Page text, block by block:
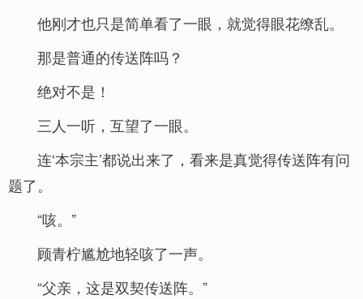
他刚才也只是简单看了一眼，就觉得眼花缭乱。
那是普通的传送阵吗？
绝对不是！
三人一听，互望了一眼。
连‘本宗主’都说出来了，看来是真觉得传送阵有问
题了。
“咳。”
顾青柠尴尬地轻咳了一声。
“父亲，这是双契传送阵。”